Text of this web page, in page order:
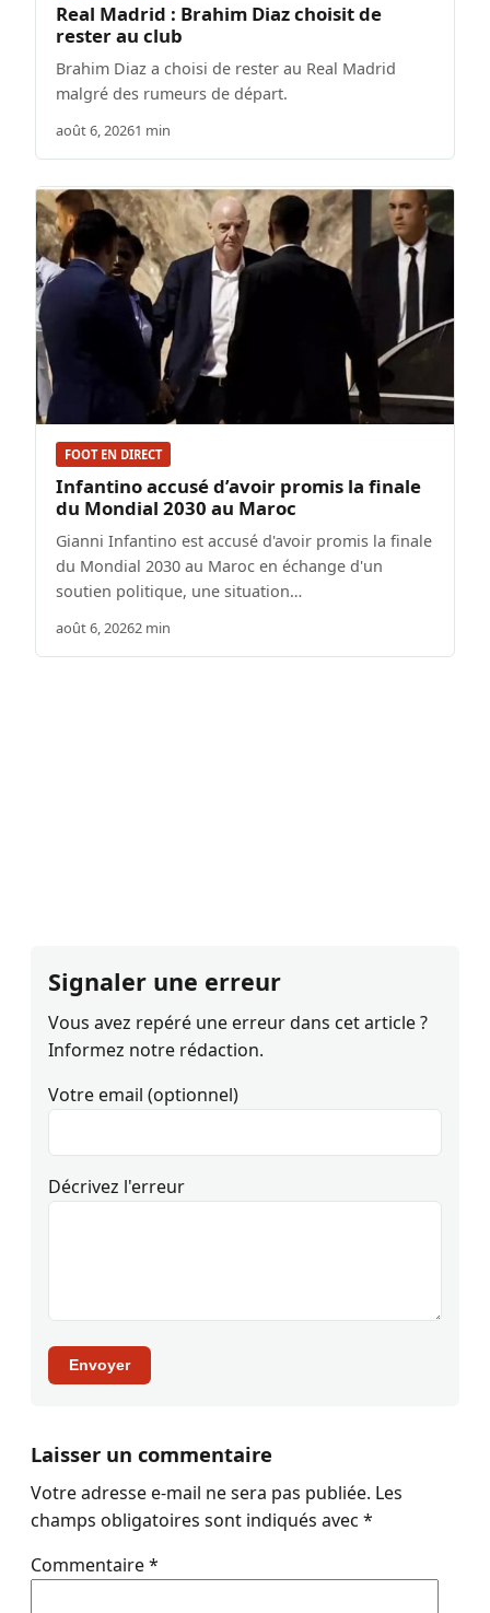
Real Madrid : Brahim Diaz choisit de
rester au club
Brahim Diaz a choisi de rester au Real Madrid
malgré des rumeurs de départ.
août 6, 20261 min
FOOT EN DIRECT
Infantino accusé d’avoir promis la finale
du Mondial 2030 au Maroc
Gianni Infantino est accusé d'avoir promis la finale
du Mondial 2030 au Maroc en échange d'un
soutien politique, une situation…
août 6, 20262 min
Signaler une erreur
Vous avez repéré une erreur dans cet article ?
Informez notre rédaction.
Votre email (optionnel)
Décrivez l'erreur
Envoyer
Laisser un commentaire
Votre adresse e-mail ne sera pas publiée. Les
champs obligatoires sont indiqués avec *
Commentaire*